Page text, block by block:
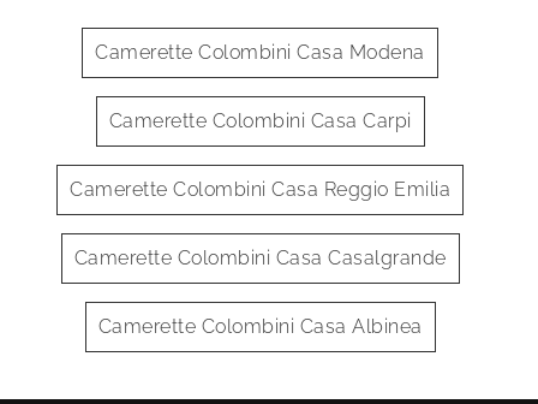
Camerette Colombini Casa Modena
Camerette Colombini Casa Carpi
Camerette Colombini Casa Reggio Emilia
Camerette Colombini Casa Casalgrande
Camerette Colombini Casa Albinea